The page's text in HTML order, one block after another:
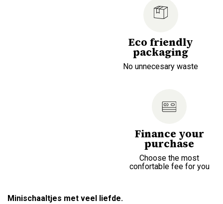
Eco friendly
packaging
No unnecesary waste
Finance your
purchase
Choose the most
confortable fee for you
Minischaaltjes met veel liefde.